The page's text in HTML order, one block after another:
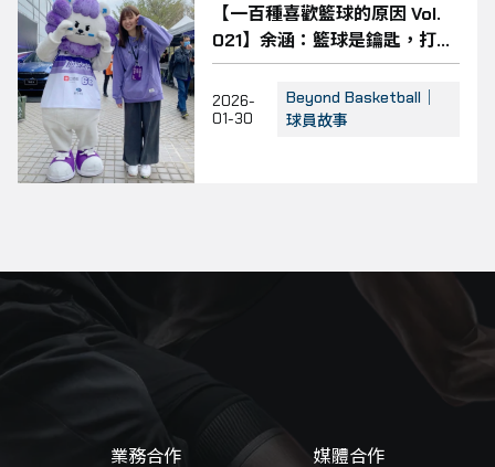
【一百種喜歡籃球的原因 Vol.
021】余涵：籃球是鑰匙，打開
了人生道路
2026-
01-30
Beyond Basketball｜
球員故事
業務合作 媒體合作